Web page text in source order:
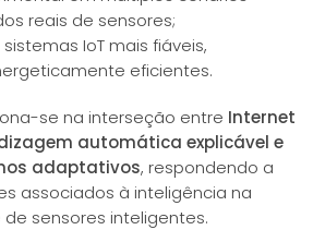
reais de sensores;
IoT mais fiáveis,
eficientes.
se na interseção entre Internet
automática explicável e
adaptativos, respondendo a
associados à inteligência na
sensores inteligentes.